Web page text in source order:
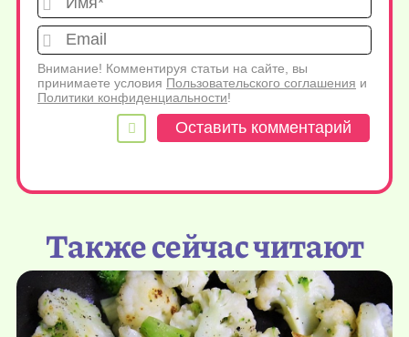
Внимание! Комментируя статьи на сайте, вы
принимаете условия Пользовательского соглашения и
Политики конфиденциальности!
Также сейчас читают